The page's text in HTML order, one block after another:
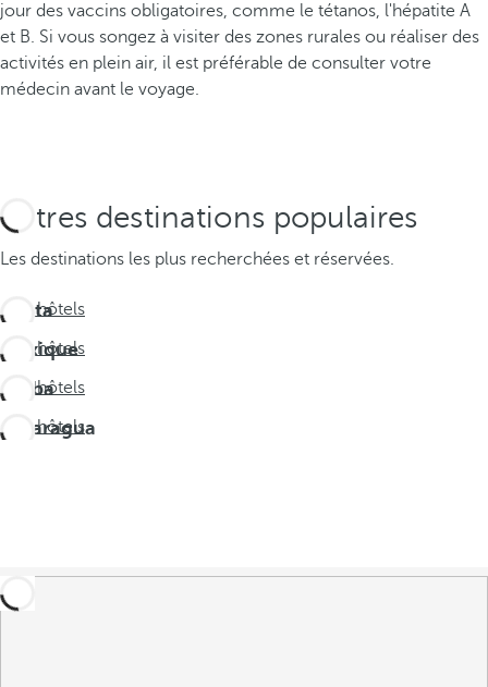
jour des vaccins obligatoires, comme le tétanos, l'hépatite A
et B. Si vous songez à visiter des zones rurales ou réaliser des
activités en plein air, il est préférable de consulter votre
médecin avant le voyage.
Autres destinations populaires
Les destinations les plus recherchées et réservées.
Costa
Rica
Voir hôtels
Mexique
Voir hôtels
Aruba
Voir hôtels
Nicaragua
Voir hôtels